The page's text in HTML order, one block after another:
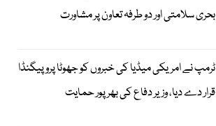
بحری سلامتی اور دو طرفہ تعاون پر مشاورت
ٹرمپ نے امریکی میڈیا کی خبروں کو جھوٹا پروپیگنڈا
قرار دے دیا، وزیر دفاع کی بھرپور حمایت